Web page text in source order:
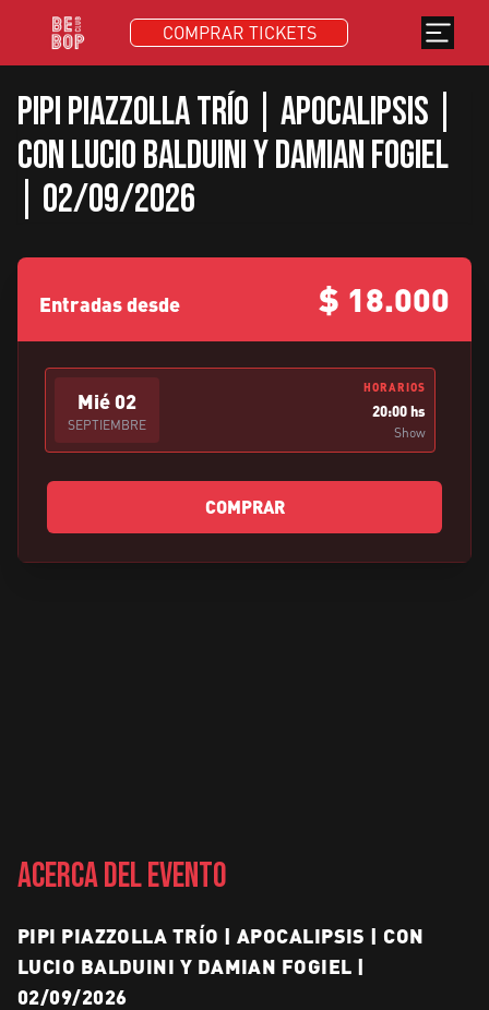
COMPRAR TICKETS
Pipi piazzolla trío | Apocalipsis |
Con Lucio Balduini y Damian Fogiel
| 02/09/2026
Entradas desde $ 18.000
Mié02
SEPTIEMBRE
HORARIOS
20:00 hs
Show
COMPRAR
ACERCA DEL EVENTO
PIPI PIAZZOLLA TRÍO | APOCALIPSIS | CON
LUCIO BALDUINI Y DAMIAN FOGIEL |
02/09/2026